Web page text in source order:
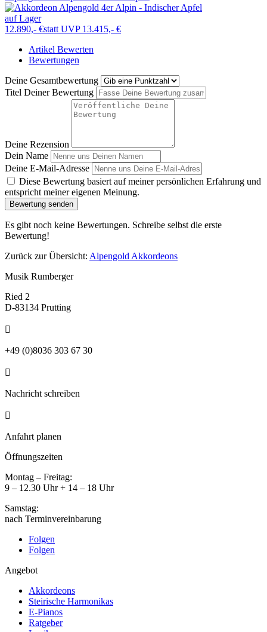
auf Lager
12.890,- €statt UVP 13.415,- €
Artikel Bewerten
Bewertungen
Deine Gesamtbewertung
Titel Deiner Bewertung
Deine Rezension
Dein Name
Deine E-Mail-Adresse
Diese Bewertung basiert auf meiner persönlichen Erfahrung und
entspricht meiner eigenen Meinung.
Bewertung senden
Es gibt noch keine Bewertungen. Schreibe selbst die erste
Bewertung!
Zurück zur Übersicht: Alpengold Akkordeons
Musik Rumberger
Ried 2
D-83134 Prutting

+49 (0)8036 303 67 30

Nachricht schreiben

Anfahrt planen
Öffnungszeiten
Montag – Freitag:
9 – 12.30 Uhr + 14 – 18 Uhr
Samstag:
nach Terminvereinbarung
Folgen
Folgen
Angebot
Akkordeons
Steirische Harmonikas
E-Pianos
Ratgeber